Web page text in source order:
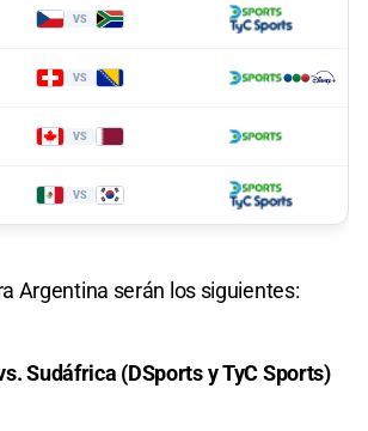
VS
VS
VS
VS
Argentina serán los siguientes:
Sudáfrica (DSports y TyC Sports)